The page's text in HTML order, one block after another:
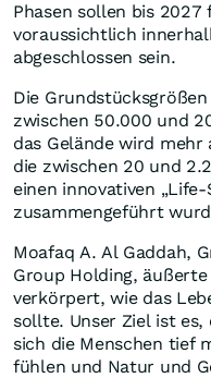
Phasen sollen bis
voraussichtlich
abgeschlossen sein.
Die
zwischen 50.000 und
das Gelände wird mehr
die zwischen 20 und
einen innovativen
zusammengeführt
Moafaq A. Al Gaddah,
Group Holding,
verkörpert, wie das
sollte. Unser Ziel ist
sich die Menschen tief
fühlen und Natur und